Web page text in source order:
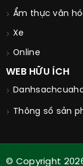
Ẩm thực văn
Xe
Online
WEB HỮU ÍCH
Thông số sản
© Copyright